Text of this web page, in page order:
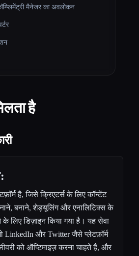
मैनेजर का अवलोकन
है
है, जिसे क्रिएटर्स के लिए कॉन्टेंट
बनाने, शेड्यूलिंग और एनालिटिक्स के
लिए डिज़ाइन किया गया है। यह सेवा
LinkedIn और Twitter जैसे प्लेटफ़ॉर्म
को ऑप्टिमाइज़ करना चाहते हैं, और